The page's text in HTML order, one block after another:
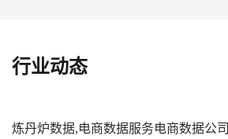
行业动态
炼丹炉数据,电商数据服务电商数据公司